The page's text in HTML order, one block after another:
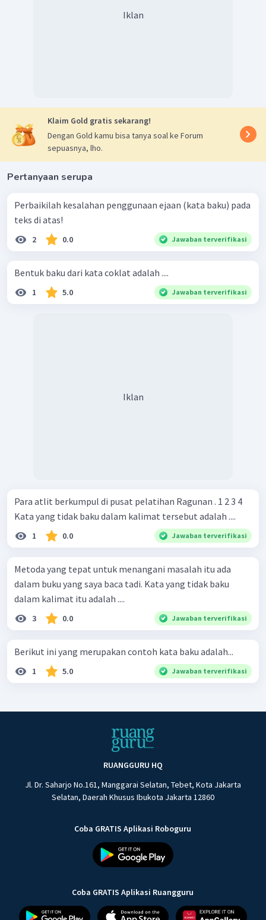
Iklan
Klaim Gold gratis sekarang!
Dengan Gold kamu bisa tanya soal ke Forum
sepuasnya, lho.
Pertanyaan serupa
Perbaikilah kesalahan penggunaan ejaan (kata baku) pada
teks di atas!
2 0.0 Jawaban terverifikasi
Bentuk baku dari kata coklat adalah ....
1 5.0 Jawaban terverifikasi
Iklan
Para atlit berkumpul di pusat pelatihan Ragunan . 1 2 3 4
Kata yang tidak baku dalam kalimat tersebut adalah ....
1 0.0 Jawaban terverifikasi
Metoda yang tepat untuk menangani masalah itu ada
dalam buku yang saya baca tadi. Kata yang tidak baku
dalam kalimat itu adalah ....
3 0.0 Jawaban terverifikasi
Berikut ini yang merupakan contoh kata baku adalah...
1 5.0 Jawaban terverifikasi
RUANGGURU HQ
Jl. Dr. Saharjo No.161, Manggarai Selatan, Tebet, Kota Jakarta
Selatan, Daerah Khusus Ibukota Jakarta 12860
Coba GRATIS Aplikasi Roboguru
Coba GRATIS Aplikasi Ruangguru